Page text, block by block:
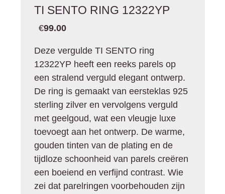
TI SENTO RING 12322YP
€99.00
Deze vergulde TI SENTO ring
12322YP heeft een reeks parels op
een stralend verguld elegant ontwerp.
De ring is gemaakt van eersteklas 925
sterling zilver en vervolgens verguld
met geelgoud, wat een vleugje luxe
toevoegt aan het ontwerp. De warme,
gouden tinten van de plating en de
tijdloze schoonheid van parels creëren
een boeiend en verfijnd contrast. Wie
zei dat parelringen voorbehouden zijn